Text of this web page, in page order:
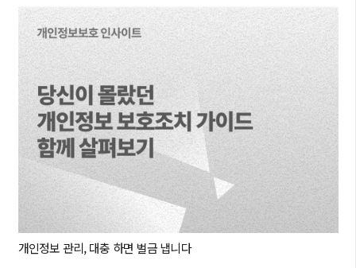
개인정보 관리, 대충 하면 벌금 냅니다